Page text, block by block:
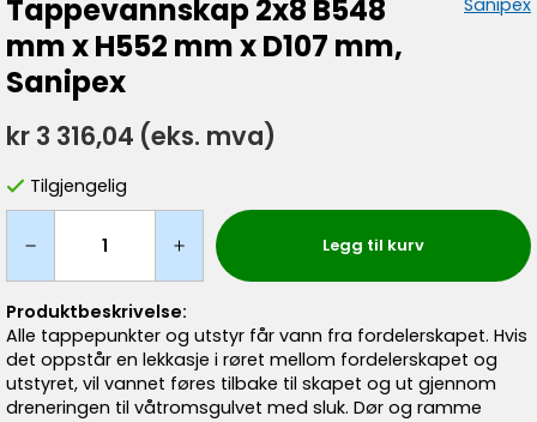
Tappevannskap 2x8 B548
mm x H552 mm x D107 mm,
Sanipex
Sanipex
kr 3 316,04 (eks. mva)
Tilgjengelig
Legg til kurv
Produktbeskrivelse:
Alle tappepunkter og utstyr får vann fra fordelerskapet. Hvis
det oppstår en lekkasje i røret mellom fordelerskapet og
utstyret, vil vannet føres tilbake til skapet og ut gjennom
dreneringen til våtromsgulvet med sluk. Dør og ramme